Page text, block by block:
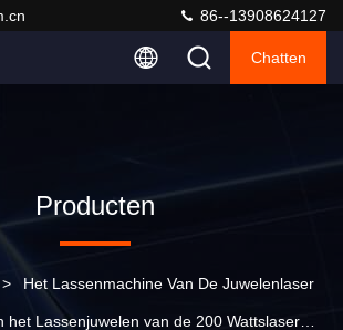
86--13908624127
Chatten
Producten
> Het Lassenmachine Van De Juwelenlaser
het Lassenjuwelen van de 200 Wattslaser